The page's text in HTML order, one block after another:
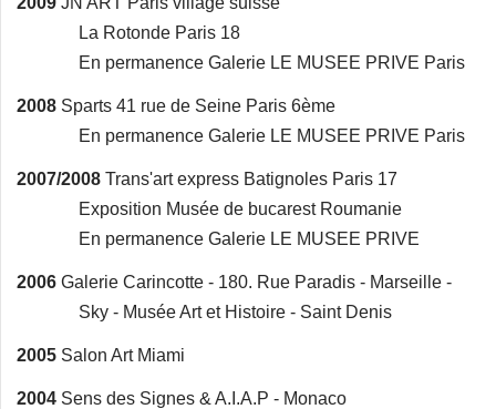
La Rotonde Paris 18
En permanence Galerie LE MUSEE PRIVE Paris
2008 Sparts 41 rue de Seine Paris 6ème
En permanence Galerie LE MUSEE PRIVE Paris
2007/2008 Trans'art express Batignoles Paris 17
Exposition Musée de bucarest Roumanie
En permanence Galerie LE MUSEE PRIVE
2006 Galerie Carincotte - 180. Rue Paradis - Marseille -
Sky - Musée Art et Histoire - Saint Denis
2005 Salon Art Miami
2004 Sens des Signes & A.I.A.P - Monaco